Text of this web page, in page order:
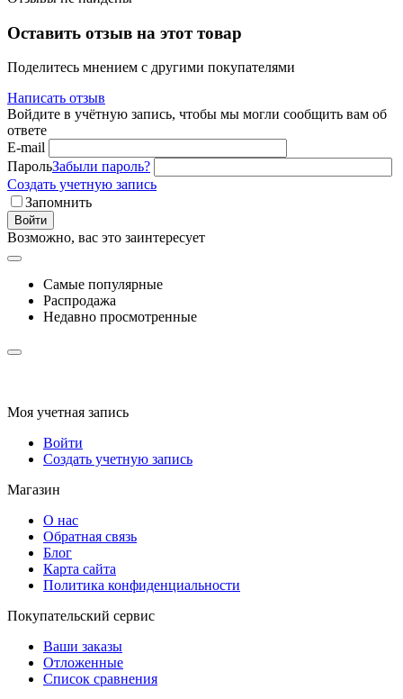
Оставить отзыв на этот товар
Поделитесь мнением с другими покупателями
Написать отзыв
Войдите в учётную запись, чтобы мы могли сообщить вам об
ответе
E-mail
ПарольЗабыли пароль?
Создать учетную запись
Запомнить
Войти
Возможно, вас это заинтересует
Самые популярные
Распродажа
Недавно просмотренные
Моя учетная запись
Войти
Создать учетную запись
Магазин
О нас
Обратная связь
Блог
Карта сайта
Политика конфиденциальности
Покупательский сервис
Ваши заказы
Отложенные
Список сравнения